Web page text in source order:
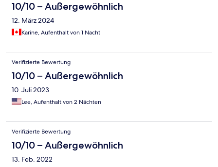
10/10 – Außergewöhnlich
12. März 2024
Karine, Aufenthalt von 1 Nacht
Verifizierte Bewertung
10/10 – Außergewöhnlich
10. Juli 2023
Lee, Aufenthalt von 2 Nächten
Verifizierte Bewertung
10/10 – Außergewöhnlich
13. Feb. 2022